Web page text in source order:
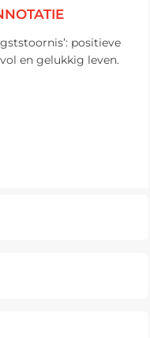
positieve
en gelukkig leven.